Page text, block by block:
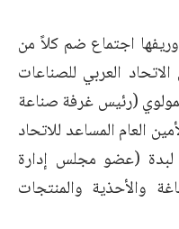
اجتماع ضم كلاً من
العربي للصناعات
(رئيس غرفة صناعة
العام المساعد للاتحاد
لبدة (عضو مجلس إدارة
والأحذية والمنتجات